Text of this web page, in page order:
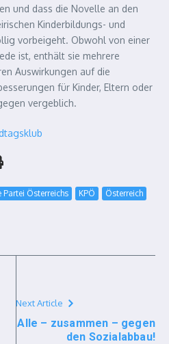
und dass die Novelle an den
Kinderbildungs- und
vorbeigeht. Obwohl von einer
ist, enthält sie mehrere
Auswirkungen auf die
für Kinder, Eltern oder
vergeblich.
Partei Österreichs KPÖ
Österreich
Next Article
Alle – zusammen – gegen
den Sozialabbau!